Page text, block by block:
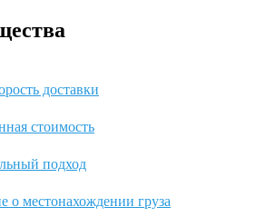
доставки
стоимость
подход
о местонахождении груза